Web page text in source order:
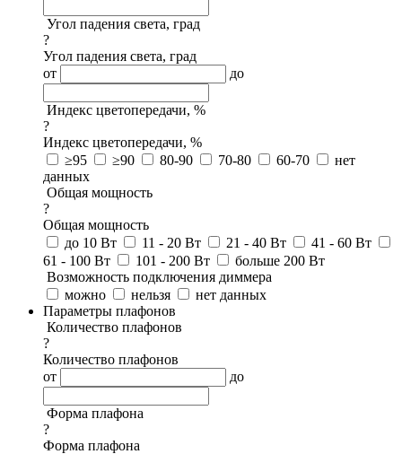
Угол падения света, град
?
Угол падения света, град
от
до
Индекс цветопередачи, %
?
Индекс цветопередачи, %
≥95
≥90 80-90 70-80 60-70
нет
данных
Общая мощность
?
Общая мощность
до 10 Вт
11 - 20 Вт 21 - 40 Вт
41 - 60 Вт
61 - 100 Вт
101 - 200 Вт
больше 200 Вт
Возможность подключения диммера
можно
нельзя
нет данных
Параметры плафонов
Количество плафонов
?
Количество плафонов
от
до
Форма плафона
?
Форма плафона